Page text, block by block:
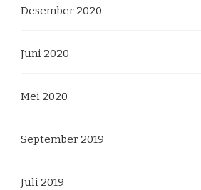
Desember 2020
Juni 2020
Mei 2020
September 2019
Juli 2019